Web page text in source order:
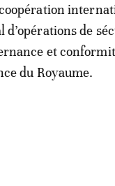
d’opérations de
et
du Royaume.